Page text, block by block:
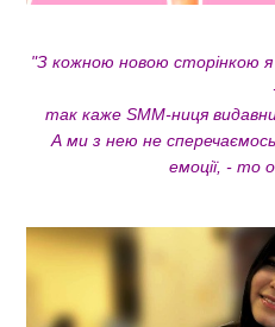
"З кожною новою сторінкою я
так каже SMM-ниця
А ми з нею не
емоції, - то